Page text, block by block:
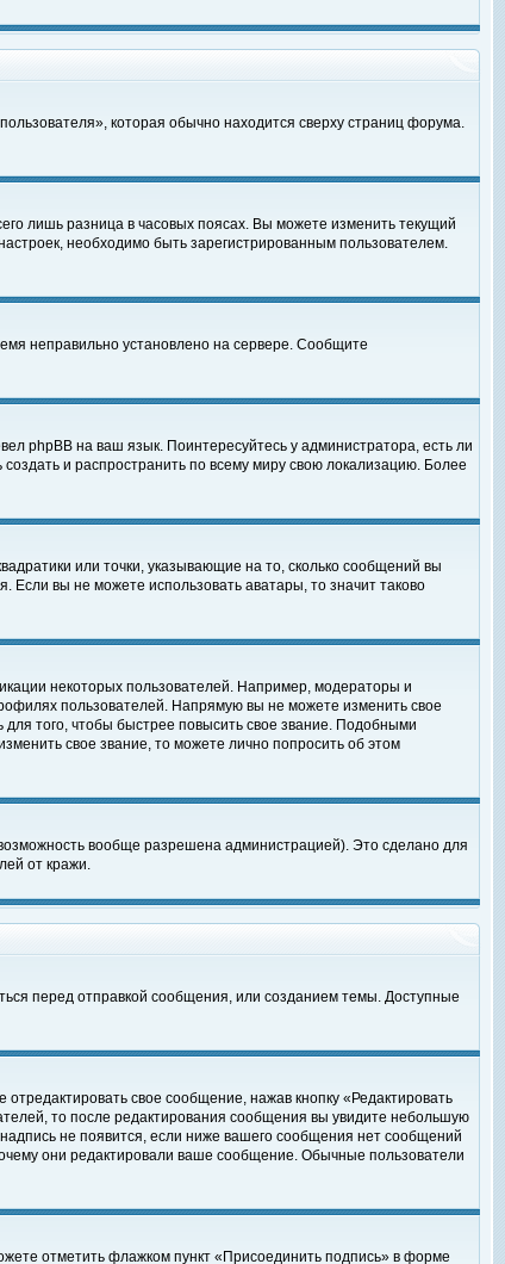
которая обычно находится сверху страниц форума.
лишь разница в часовых поясах. Вы можете изменить текущий
необходимо быть зарегистрированным пользователем.
неправильно установлено на сервере. Сообщите
phpBB на ваш язык. Поинтересуйтесь у администратора, есть ли
и распространить по всему миру свою локализацию. Более
или точки, указывающие на то, сколько сообщений вы
Если вы не можете использовать аватары, то значит таково
некоторых пользователей. Например, модераторы и
пользователей. Напрямую вы не можете изменить свое
того, чтобы быстрее повысить свое звание. Подобными
свое звание, то можете лично попросить об этом
вообще разрешена администрацией). Это сделано для
от кражи.
перед отправкой сообщения, или созданием темы. Доступные
свое сообщение, нажав кнопку «Редактировать
то после редактирования сообщения вы увидите небольшую
не появится, если ниже вашего сообщения нет сообщений
они редактировали ваше сообщение. Обычные пользователи
отметить флажком пункт «Присоединить подпись» в форме